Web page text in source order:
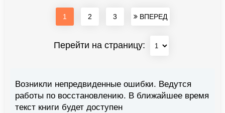
1 2 3 ВПЕРЕД
Перейти на страницу:
Возникли непредвиденные ошибки. Ведутся
работы по восстановлению. В ближайшее время
текст книги будет доступен